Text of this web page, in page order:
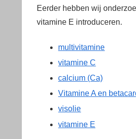
Eerder hebben wij
vitamine E introduceren.
multivitamine
vitamine C
calcium (Ca)
Vitamine A en
visolie
vitamine E